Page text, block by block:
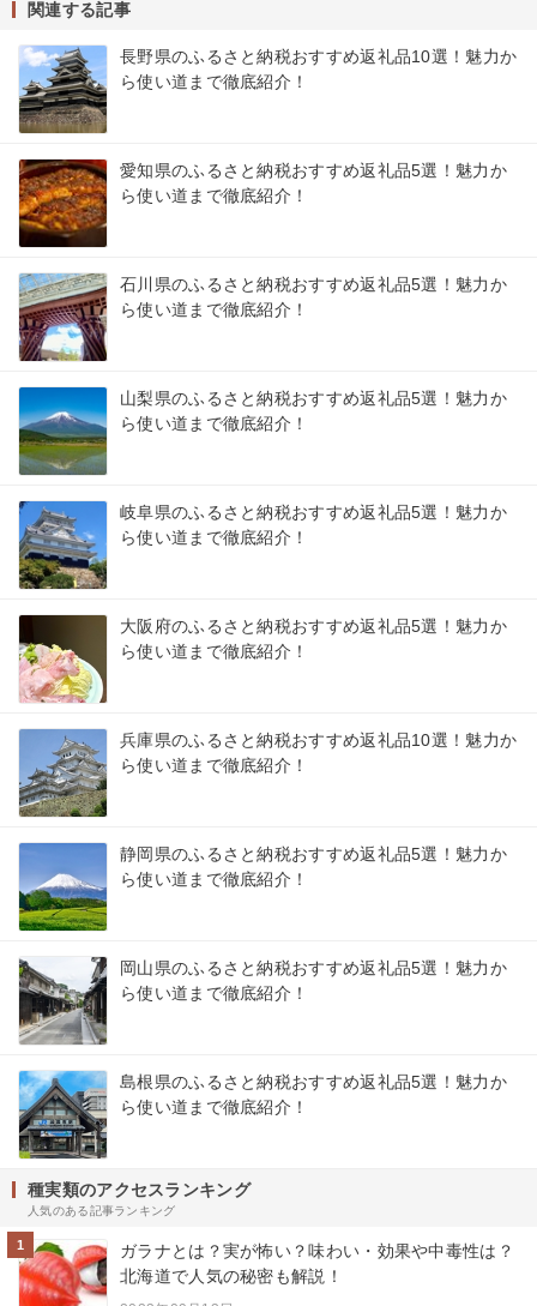
関連する記事
長野県のふるさと納税おすすめ返礼品10選！魅力か
ら使い道まで徹底紹介！
愛知県のふるさと納税おすすめ返礼品5選！魅力か
ら使い道まで徹底紹介！
石川県のふるさと納税おすすめ返礼品5選！魅力か
ら使い道まで徹底紹介！
山梨県のふるさと納税おすすめ返礼品5選！魅力か
ら使い道まで徹底紹介！
岐阜県のふるさと納税おすすめ返礼品5選！魅力か
ら使い道まで徹底紹介！
大阪府のふるさと納税おすすめ返礼品5選！魅力か
ら使い道まで徹底紹介！
兵庫県のふるさと納税おすすめ返礼品10選！魅力か
ら使い道まで徹底紹介！
静岡県のふるさと納税おすすめ返礼品5選！魅力か
ら使い道まで徹底紹介！
岡山県のふるさと納税おすすめ返礼品5選！魅力か
ら使い道まで徹底紹介！
島根県のふるさと納税おすすめ返礼品5選！魅力か
ら使い道まで徹底紹介！
種実類のアクセスランキング
人気のある記事ランキング
1
ガラナとは？実が怖い？味わい・効果や中毒性は？
北海道で人気の秘密も解説！